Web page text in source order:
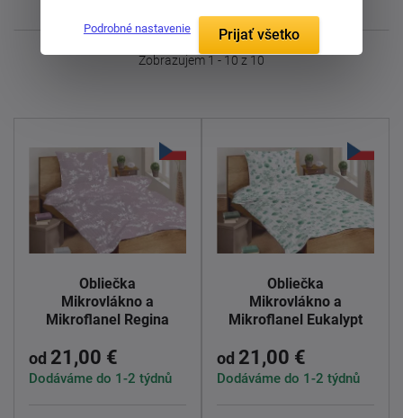
Zobrazujem 1 - 10 z 10
Obliečka
Mikrovlákno a
Mikroflanel Regina
od 21,00 €
Dodáváme do 1-2 týdnů
Obliečka
Mikrovlákno a
Mikroflanel Eukalypt
od 21,00 €
Dodáváme do 1-2 týdnů
Podrobné nastavenie Prijať všetko